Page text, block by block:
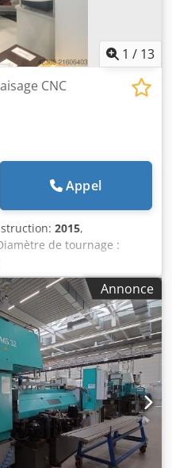
1 / 13
CNC
Appel
2015,
de tournage :
mm Commande : Index
principale : 390 mm
: 390 mm Course de l’axe
de l’axe Y1 : ± 80 mm
rapide des axes X :
Y : 15 m/min Avance
de rotation de la
de la broche 1 :
1 : 170/125 Nm Vitesse
tr/min Puissance de la
de la broche 2 :
de la barre : 65 mm
Alésage de la broche :
Annonce